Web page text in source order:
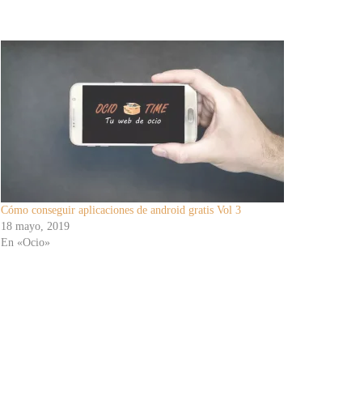
Cómo conseguir aplicaciones de android gratis Vol 3
18 mayo, 2019
En «Ocio»